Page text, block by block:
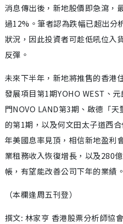
消息傳出後，新地股價即急瀉，
過12%。筆者認為跌幅已超出分
狀況，因此投資者可趁低吼位入
反彈。
未來下半年，新地將推售的香港
發展項目第1期YOHO WEST、
門NOVO LAND第3期、啟德「天
的第1期，以及何文田太子道西
年美國息率見頂，相信新地盈利
業租務收入恢復增長，以及280
帳，有望能改善公司下年的業績。
（本欄逢周五刊登）
撰文: 林家亨 香港股票分析師協